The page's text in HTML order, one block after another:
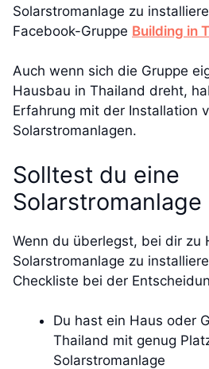
Solarstromanlage zu
Facebook-Gruppe Building in
Auch wenn sich die Gruppe
Hausbau in Thailand dreht,
Erfahrung mit der Installation
Solarstromanlagen.
Solltest du eine
Wenn du überlegst, bei dir zu
Solarstromanlage zu
Checkliste bei der
Du hast ein Haus oder
Thailand mit genug
Solarstromanlage